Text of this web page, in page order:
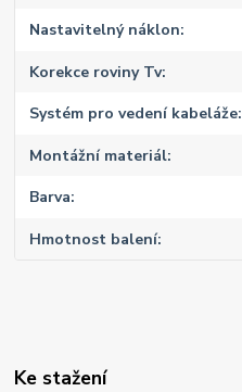
Nastavitelný náklon
Korekce roviny Tv
Systém pro vedení kabeláže
Montážní materiál
Barva
Hmotnost balení
Ke stažení